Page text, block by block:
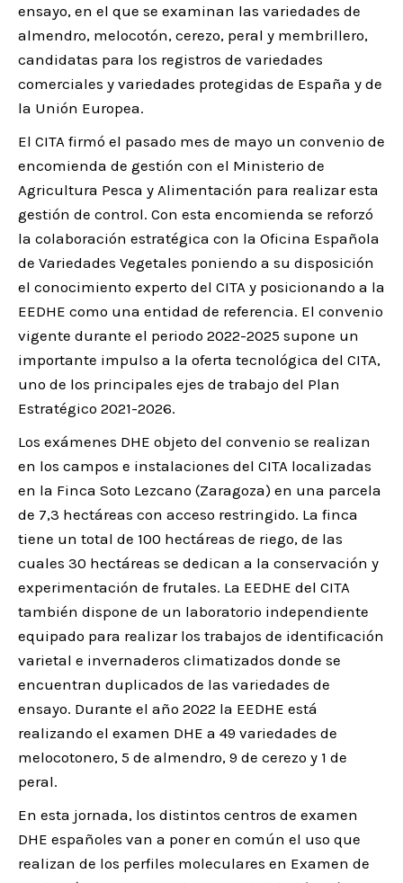
ensayo, en el que se examinan las variedades de
almendro, melocotón, cerezo, peral y membrillero,
candidatas para los registros de variedades
comerciales y variedades protegidas de España y de
la Unión Europea.
El CITA firmó el pasado mes de mayo un convenio de
encomienda de gestión con el Ministerio de
Agricultura Pesca y Alimentación para realizar esta
gestión de control. Con esta encomienda se reforzó
la colaboración estratégica con la Oficina Española
de Variedades Vegetales poniendo a su disposición
el conocimiento experto del CITA y posicionando a la
EEDHE como una entidad de referencia. El convenio
vigente durante el periodo 2022-2025 supone un
importante impulso a la oferta tecnológica del CITA,
uno de los principales ejes de trabajo del Plan
Estratégico 2021-2026.
Los exámenes DHE objeto del convenio se realizan
en los campos e instalaciones del CITA localizadas
en la Finca Soto Lezcano (Zaragoza) en una parcela
de 7,3 hectáreas con acceso restringido. La finca
tiene un total de 100 hectáreas de riego, de las
cuales 30 hectáreas se dedican a la conservación y
experimentación de frutales. La EEDHE del CITA
también dispone de un laboratorio independiente
equipado para realizar los trabajos de identificación
varietal e invernaderos climatizados donde se
encuentran duplicados de las variedades de
ensayo. Durante el año 2022 la EEDHE está
realizando el examen DHE a 49 variedades de
melocotonero, 5 de almendro, 9 de cerezo y 1 de
peral.
En esta jornada, los distintos centros de examen
DHE españoles van a poner en común el uso que
realizan de los perfiles moleculares en Examen de